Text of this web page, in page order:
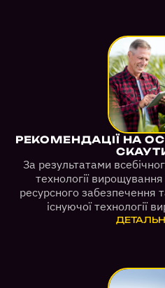
РЕКОМЕНДАЦІЇ НА
За результатами
технології
ресурсного забезпечення
існуючої технології